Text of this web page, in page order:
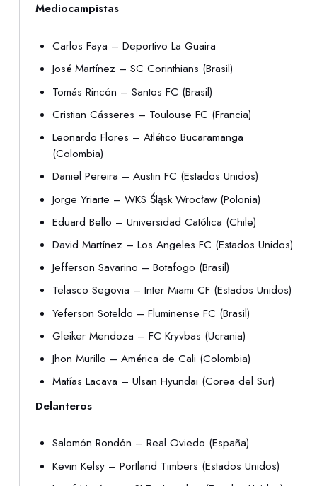
Mediocampistas
Carlos Faya – Deportivo La Guaira
José Martínez – SC Corinthians (Brasil)
Tomás Rincón – Santos FC (Brasil)
Cristian Cásseres – Toulouse FC (Francia)
Leonardo Flores – Atlético Bucaramanga
(Colombia)
Daniel Pereira – Austin FC (Estados Unidos)
Jorge Yriarte – WKS Śląsk Wrocław (Polonia)
Eduard Bello – Universidad Católica (Chile)
David Martínez – Los Angeles FC (Estados Unidos)
Jefferson Savarino – Botafogo (Brasil)
Telasco Segovia – Inter Miami CF (Estados Unidos)
Yeferson Soteldo – Fluminense FC (Brasil)
Gleiker Mendoza – FC Kryvbas (Ucrania)
Jhon Murillo – América de Cali (Colombia)
Matías Lacava – Ulsan Hyundai (Corea del Sur)
Delanteros
Salomón Rondón – Real Oviedo (España)
Kevin Kelsy – Portland Timbers (Estados Unidos)